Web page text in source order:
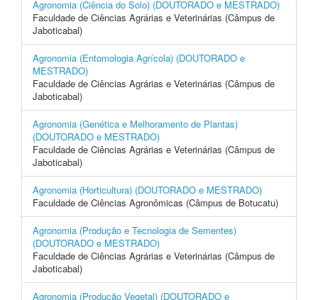
Agronomia (Ciência do Solo) (DOUTORADO e MESTRADO)
Faculdade de Ciências Agrárias e Veterinárias (Câmpus de
Jaboticabal)
Agronomia (Entomologia Agrícola) (DOUTORADO e
MESTRADO)
Faculdade de Ciências Agrárias e Veterinárias (Câmpus de
Jaboticabal)
Agronomia (Genética e Melhoramento de Plantas)
(DOUTORADO e MESTRADO)
Faculdade de Ciências Agrárias e Veterinárias (Câmpus de
Jaboticabal)
Agronomia (Horticultura) (DOUTORADO e MESTRADO)
Faculdade de Ciências Agronômicas (Câmpus de Botucatu)
Agronomia (Produção e Tecnologia de Sementes)
(DOUTORADO e MESTRADO)
Faculdade de Ciências Agrárias e Veterinárias (Câmpus de
Jaboticabal)
Agronomia (Produção Vegetal) (DOUTORADO e